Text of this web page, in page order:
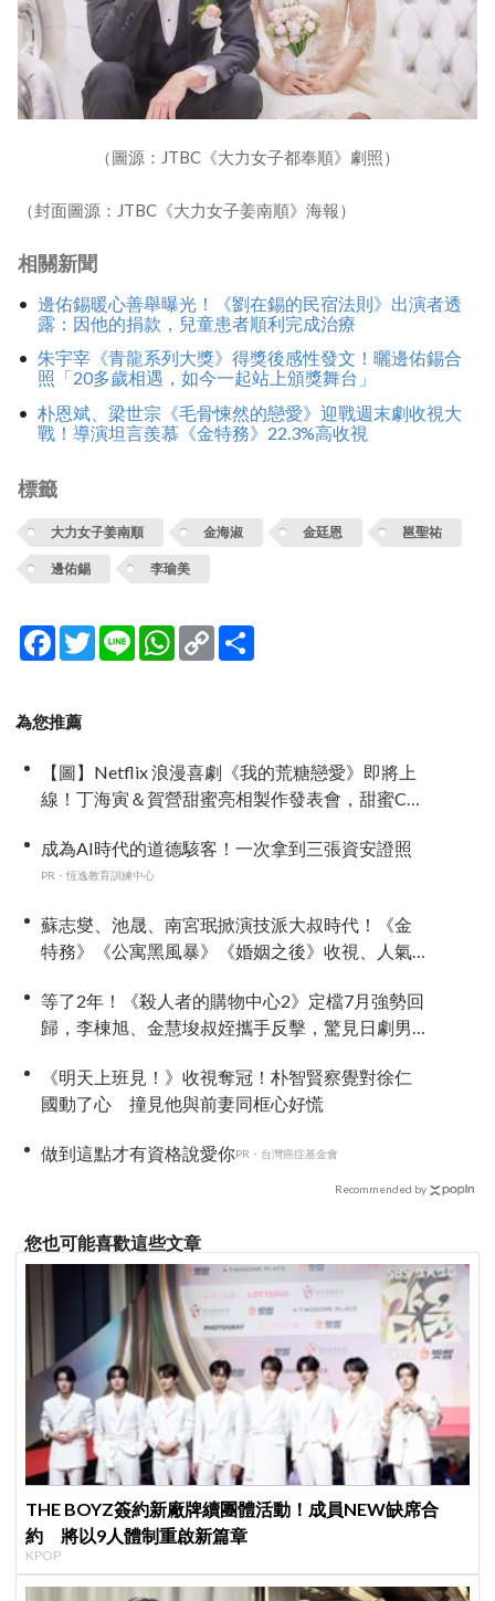
（圖源：JTBC《大力女子都奉順》劇照）
（封面圖源：JTBC《大力女子姜南順》海報）
相關新聞
邊佑錫暖心善舉曝光！《劉在錫的民宿法則》出演者透
露：因他的捐款，兒童患者順利完成治療
朱宇宰《青龍系列大獎》得獎後感性發文！曬邊佑錫合
照「20多歲相遇，如今一起站上頒獎舞台」
朴恩斌、梁世宗《毛骨悚然的戀愛》迎戰週末劇收視大
戰！導演坦言羨慕《金特務》22.3%高收視
標籤
大力女子姜南順 金海淑 金廷恩 邕聖祐
邊佑錫 李瑜美
Facebook
TwitterLine WhatsApp
Copy
Link
為您推薦
【圖】Netflix 浪漫喜劇《我的荒糖戀愛》即將上
線！丁海寅＆賀營甜蜜亮相製作發表會，甜蜜CP
成為AI時代的道德駭客！一次拿到三張資安證照
PR・恆逸教育訓練中心
蘇志燮、池晟、南宮珉掀演技派大叔時代！《金
特務》《公寓黑風暴》《婚姻之後》收視、人氣
等了2年！《殺人者的購物中心2》定檔7月強勢回
歸，李棟旭、金慧埈叔姪攜手反擊，驚見日劇男
《明天上班見！》收視奪冠！朴智賢察覺對徐仁
國動了心 撞見他與前妻同框心好慌
做到這點才有資格說愛你PR・台灣癌症基金會
Recommended by
您也可能喜歡這些文章
THE BOYZ簽約新廠牌續團體活動！成員NEW缺席合
約 將以9人體制重啟新篇章
KPOP